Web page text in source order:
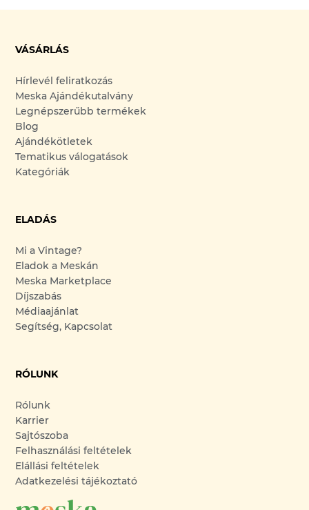
VÁSÁRLÁS
Hírlevél feliratkozás
Meska Ajándékutalvány
Legnépszerűbb termékek
Blog
Ajándékötletek
Tematikus válogatások
Kategóriák
ELADÁS
Mi a Vintage?
Eladok a Meskán
Meska Marketplace
Díjszabás
Médiaajánlat
Segítség, Kapcsolat
RÓLUNK
Rólunk
Karrier
Sajtószoba
Felhasználási feltételek
Elállási feltételek
Adatkezelési tájékoztató